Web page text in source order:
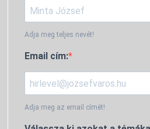
Adja meg teljes nevét!
Email cím:
Adja meg az email címét!